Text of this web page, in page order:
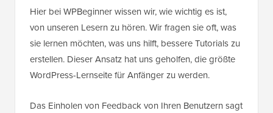
Hier bei WPBeginner wissen wir, wie wichtig es ist,
von unseren Lesern zu hören. Wir fragen sie oft, was
sie lernen möchten, was uns hilft, bessere Tutorials zu
erstellen. Dieser Ansatz hat uns geholfen, die größte
WordPress-Lernseite für Anfänger zu werden.
Das Einholen von Feedback von Ihren Benutzern sagt